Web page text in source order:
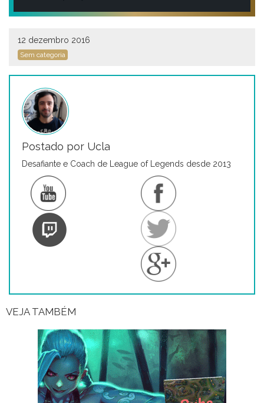
12 dezembro 2016
Sem categoria
Postado por Ucla
Desafiante e Coach de League of Legends desde 2013
VEJA TAMBÉM